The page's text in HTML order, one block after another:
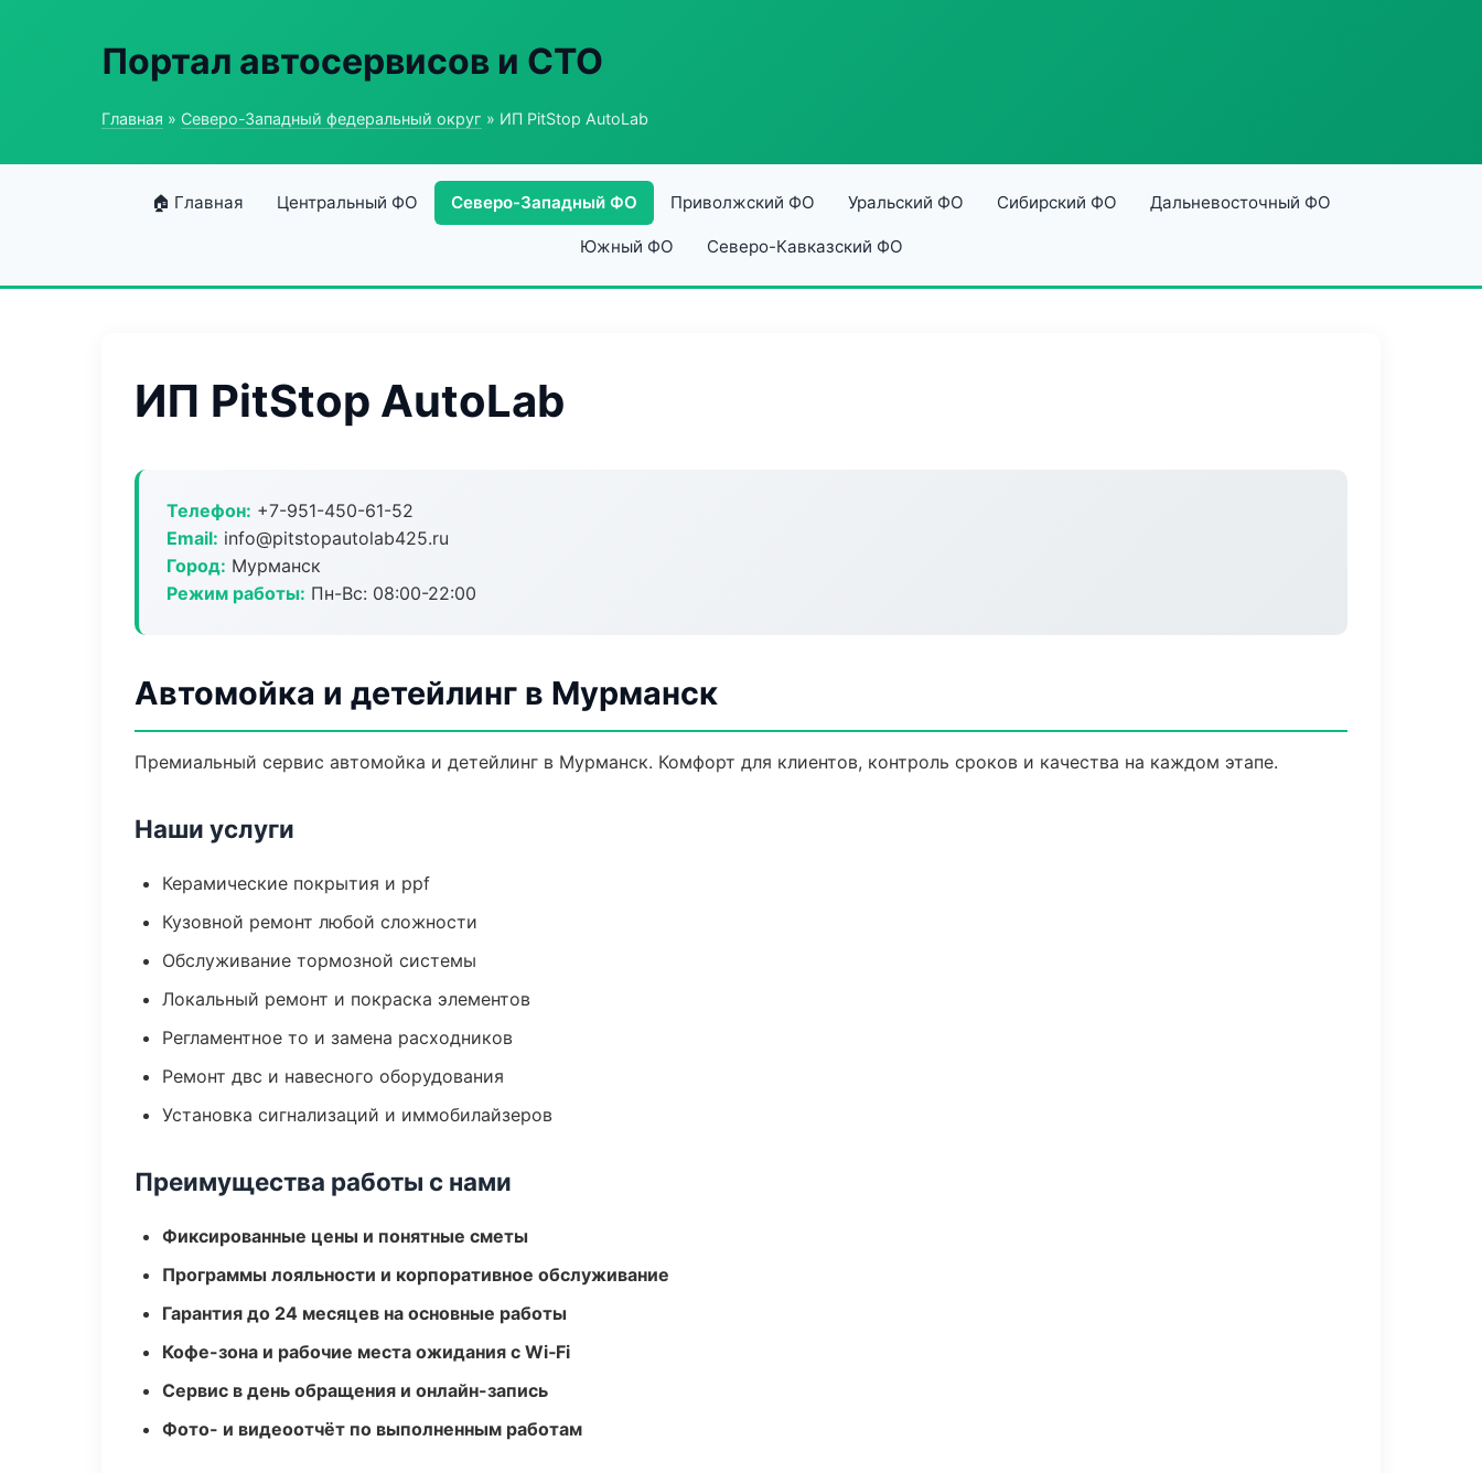
Портал автосервисов и СТО
Главная » Северо-Западный федеральный округ » ИП PitStop AutoLab
🏠 Главная Центральный ФО Северо-Западный ФО Приволжский ФО Уральский ФО Сибирский ФО Дальневосточный ФО
Южный ФО Северо-Кавказский ФО
ИП PitStop AutoLab
Телефон: +7-951-450-61-52
Email: info@pitstopautolab425.ru
Город: Мурманск
Режим работы: Пн-Вс: 08:00-22:00
Автомойка и детейлинг в Мурманск
Премиальный сервис автомойка и детейлинг в Мурманск. Комфорт для клиентов, контроль сроков и качества на каждом этапе.
Наши услуги
Керамические покрытия и ppf
Кузовной ремонт любой сложности
Обслуживание тормозной системы
Локальный ремонт и покраска элементов
Регламентное то и замена расходников
Ремонт двс и навесного оборудования
Установка сигнализаций и иммобилайзеров
Преимущества работы с нами
Фиксированные цены и понятные сметы
Программы лояльности и корпоративное обслуживание
Гарантия до 24 месяцев на основные работы
Кофе-зона и рабочие места ожидания с Wi‑Fi
Сервис в день обращения и онлайн-запись
Фото- и видеоотчёт по выполненным работам